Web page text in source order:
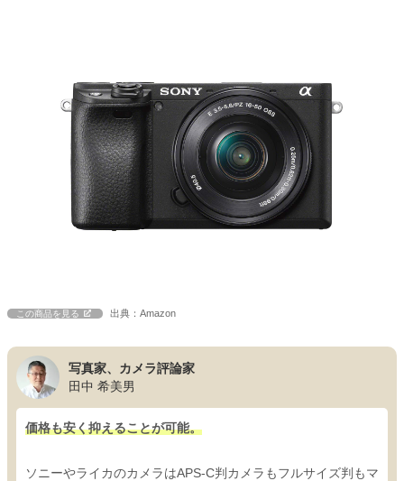
この商品を見る 出典：Amazon
写真家、カメラ評論家
田中 希美男
価格も安く抑えることが可能。
ソニーやライカのカメラはAPS-C判カメラもフルサイズ判もマ